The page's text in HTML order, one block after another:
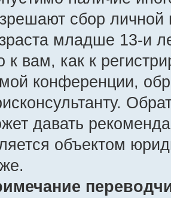
сбор
младше 13-и
к вам, как к
конференции,
давать
объектом